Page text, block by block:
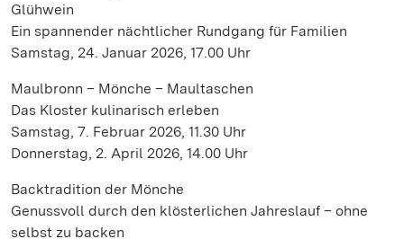
Glühwein
Ein spannender nächtlicher Rundgang für Familien
Samstag, 24. Januar 2026, 17.00 Uhr
Maulbronn – Mönche – Maultaschen
Das Kloster kulinarisch erleben
Samstag, 7. Februar 2026, 11.30 Uhr
Donnerstag, 2. April 2026, 14.00 Uhr
Backtradition der Mönche
Genussvoll durch den klösterlichen Jahreslauf – ohne
selbst zu backen